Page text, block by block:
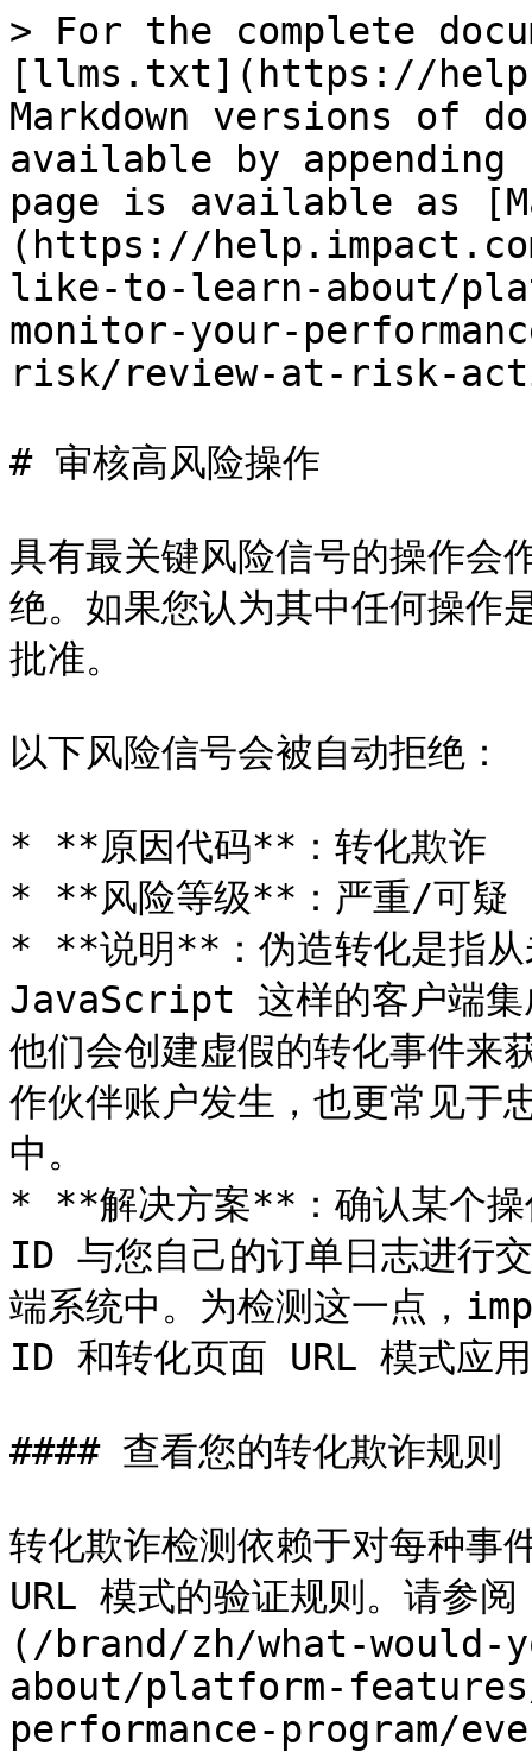
> For the complete
[llms.txt](https://
Markdown versions of
available by
page is available as
(https://
like-to-learn-about/
monitor-your-
risk/review-at-risk-
# 审核高风险操作
具有最关键风险信号的操作会
绝。如果您认为其中任何操作
批准。
以下风险信号会被自动拒绝：
* **原因代码**：转化欺诈
* **风险等级**：严重/可疑
* **说明**：伪造转化是指从
JavaScript 这样的客户端集
他们会创建虚假的转化事件来
作伙伴账户发生，也更常见于
中。
* **解决方案**：确认某个操
ID 与您自己的订单日志进行
端系统中。为检测这一点，
ID 和转化页面 URL 模式应
#### 查看您的转化欺诈规则
转化欺诈检测依赖于对每种
URL 模式的验证规则。请参
(/brand/zh/what-
about/platform-
performance-program/